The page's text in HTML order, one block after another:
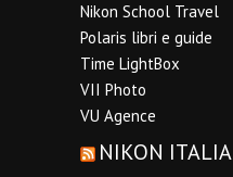
Nikon School Travel
Polaris libri e guide
Time LightBox
VII Photo
VU Agence
NIKON ITALIA